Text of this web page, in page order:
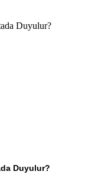
Duyulur?